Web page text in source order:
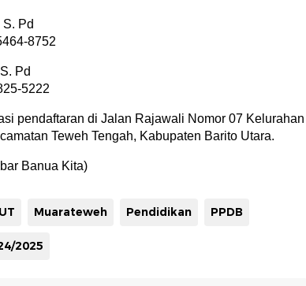
Pd
8752
Pd
5222
pendaftaran di Jalan Rajawali Nomor 07 Kelurahan
Teweh Tengah, Kabupaten Barito Utara.
Banua Kita)
Muarateweh Pendidikan PPDB
2025